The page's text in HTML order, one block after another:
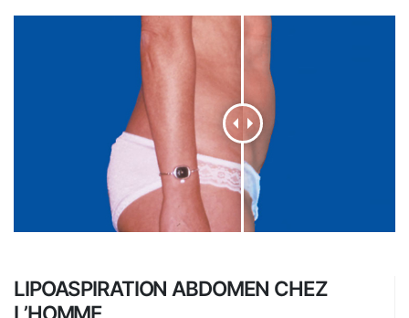
LIPOASPIRATION ABDOMEN CHEZ
L’HOMME